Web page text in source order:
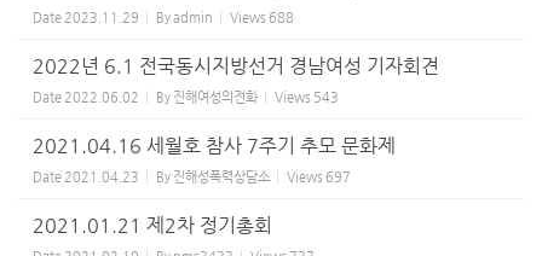
Date 2023.11.29 Byadmin Views 688
2022년 6.1 전국동시지방선거 경남여성 기자회견
Date 2022.06.02 By 진해여성의전화 Views 543
2021.04.16 세월호 참사 7주기 추모 문화제
Date 2021.04.23 By 진해성폭력상담소 Views 697
2021.01.21 제2차 정기총회